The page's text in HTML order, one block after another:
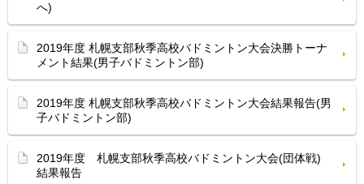
へ)
2019年度 札幌支部秋季高校バドミントン大会決勝トーナ
メント結果(男子バドミントン部)
2019年度 札幌支部秋季高校バドミントン大会結果報告(男
子バドミントン部)
2019年度 札幌支部秋季高校バドミントン大会(団体戦)
結果報告